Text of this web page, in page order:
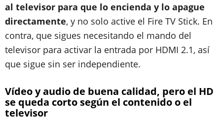
al televisor para que lo encienda y lo apague
directamente, y no solo active el Fire TV Stick. En
contra, que sigues necesitando el mando del
televisor para activar la entrada por HDMI 2.1, así
que sigue sin ser independiente.
Vídeo y audio de buena calidad, pero el HD
se queda corto según el contenido o el
televisor